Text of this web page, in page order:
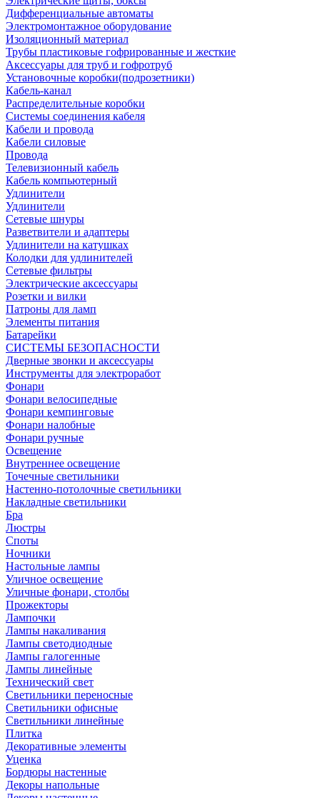
Дифференциальные автоматы
Электромонтажное оборудование
Изоляционный материал
Трубы пластиковые гофрированные и жесткие
Аксессуары для труб и гофротруб
Установочные коробки(подрозетники)
Кабель-канал
Распределительные коробки
Системы соединения кабеля
Кабели и провода
Кабели силовые
Провода
Телевизионный кабель
Кабель компьютерный
Удлинители
Удлинители
Сетевые шнуры
Разветвители и адаптеры
Удлинители на катушках
Колодки для удлинителей
Сетевые фильтры
Электрические аксессуары
Розетки и вилки
Патроны для ламп
Элементы питания
Батарейки
СИСТЕМЫ БЕЗОПАСНОСТИ
Дверные звонки и аксессуары
Инструменты для электроработ
Фонари
Фонари велосипедные
Фонари кемпинговые
Фонари налобные
Фонари ручные
Освещение
Внутреннее освещение
Точечные светильники
Настенно-потолочные светильники
Накладные светильники
Бра
Люстры
Споты
Ночники
Настольные лампы
Уличное освещение
Уличные фонари, столбы
Прожекторы
Лампочки
Лампы накаливания
Лампы светодиодные
Лампы галогенные
Лампы линейные
Технический свет
Светильники переносные
Светильники офисные
Светильники линейные
Плитка
Декоративные элементы
Уценка
Бордюры настенные
Декоры напольные